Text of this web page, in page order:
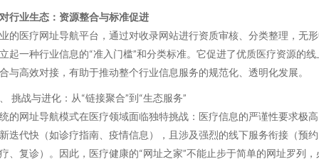
对行业生态：资源整合与标准促进
的医疗网址导航平台，通过对收录网站进行资质审核、分类整理，无
起一种行业信息的“准入门槛”和分类标准。它促进了优质医疗资源的线
与高效对接，有助于推动整个行业信息服务的规范化、透明化发展。
挑战与进化：从“链接聚合”到“生态服务”
的网址导航模式在医疗领域面临独特挑战：医疗信息的严谨性要求极
迭代快（如诊疗指南、疫情信息），且涉及强烈的线下服务衔接（预
、复诊）。因此，医疗健康的“网址之家”不能止步于简单的网址罗列，